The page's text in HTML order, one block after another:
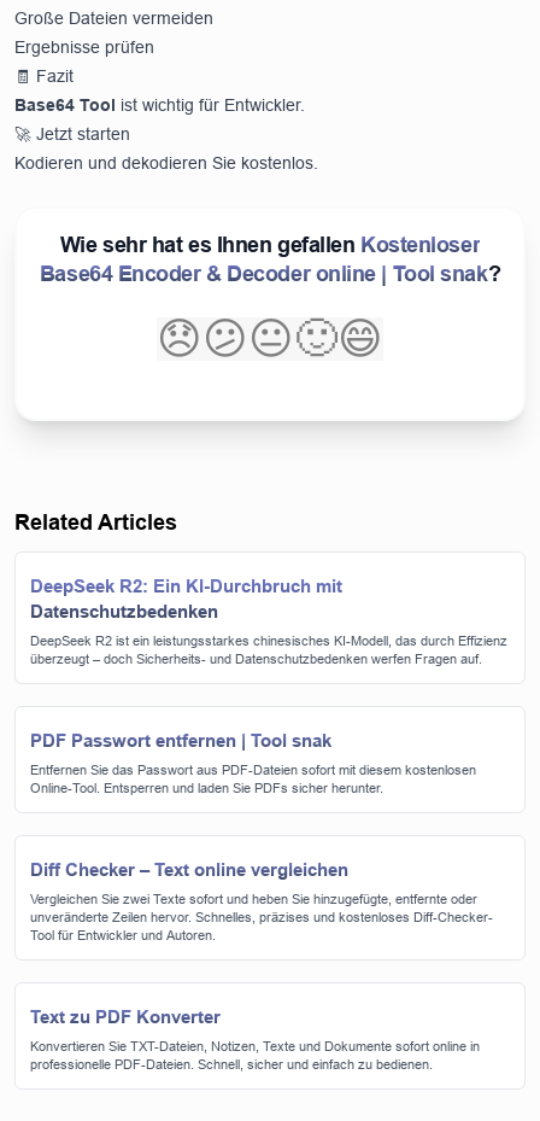
Große Dateien vermeiden
Ergebnisse prüfen
🧾 Fazit
Base64 Tool ist wichtig für Entwickler.
🚀 Jetzt starten
Kodieren und dekodieren Sie kostenlos.
Wie sehr hat es Ihnen gefallen Kostenloser
Base64 Encoder & Decoder online | Tool snak?
😞😕😐🙂😄
Related Articles
DeepSeek R2: Ein KI-Durchbruch mit
Datenschutzbedenken
DeepSeek R2 ist ein leistungsstarkes chinesisches KI-Modell, das durch Effizienz
überzeugt – doch Sicherheits- und Datenschutzbedenken werfen Fragen auf.
PDF Passwort entfernen | Tool snak
Entfernen Sie das Passwort aus PDF-Dateien sofort mit diesem kostenlosen
Online-Tool. Entsperren und laden Sie PDFs sicher herunter.
Diff Checker – Text online vergleichen
Vergleichen Sie zwei Texte sofort und heben Sie hinzugefügte, entfernte oder
unveränderte Zeilen hervor. Schnelles, präzises und kostenloses Diff-Checker-
Tool für Entwickler und Autoren.
Text zu PDF Konverter
Konvertieren Sie TXT-Dateien, Notizen, Texte und Dokumente sofort online in
professionelle PDF-Dateien. Schnell, sicher und einfach zu bedienen.